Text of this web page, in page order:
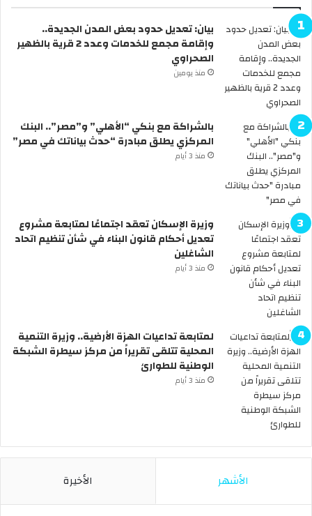
2
6
.
.
و
م
ة
ط
ل
م
بيان: تعديل حدود بعض المدن الجديدة..
وإقامة مجمع للخدمات وعدد 2 قرية بالظهير
الصحراوي
منذ يومين
بالشراكة مع بنكي “الأهلي” و”مصر”.. البنك
المركزي يطلق مبادرة “حدث بياناتك في مصر”
منذ 3 أيام
وزيرة الإسكان تعقد اجتماعًا لمتابعة مشروع
تعديل أحكام قانون البناء في شأن تنظيم اتحاد
الشاغلين
منذ 3 أيام
لمتابعة تداعيات الهزة الأرضية.. وزيرة التنمية
المحلية تتلقى تقريراً من مركز سيطرة الشبكة
الوطنية للطوارئ
منذ 3 أيام
الأشهر الأخيرة